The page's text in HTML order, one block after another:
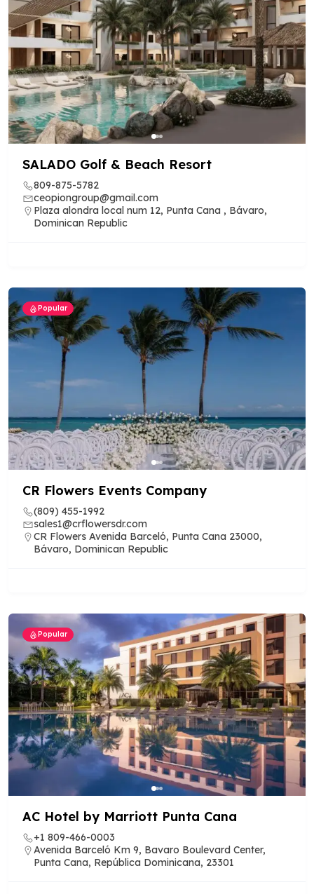
SALADO Golf & Beach Resort
809-875-5782
ceopiongroup@gmail.com
Plaza alondra local num 12, Punta Cana , Bávaro,
Dominican Republic
Popular
CR Flowers Events Company
(809) 455-1992
sales1@crflowersdr.com
CR Flowers Avenida Barceló, Punta Cana 23000,
Bávaro, Dominican Republic
Popular
AC Hotel by Marriott Punta Cana
+1 809-466-0003
Avenida Barceló Km 9, Bavaro Boulevard Center,
Punta Cana, República Dominicana, 23301